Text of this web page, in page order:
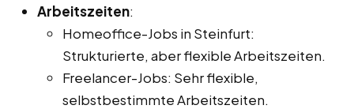
Arbeitszeiten:
Homeoffice-Jobs in Steinfurt:
Strukturierte, aber flexible Arbeitszeiten.
Freelancer-Jobs: Sehr flexible,
selbstbestimmte Arbeitszeiten.